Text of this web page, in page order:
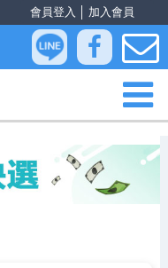
會員登入 加入會員